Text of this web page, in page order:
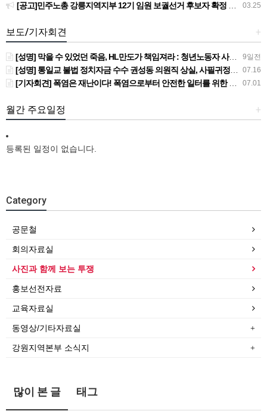
03.25
[공고]민주노총 강릉지역지부 12기 임원 보궐선거 후보자 확정 공고
+
보도/기자회견
9일전
[성명] 막을 수 있었던 죽음, HL만도가 책임져라 : 청년노동자 사망사고의 철저한 진상규명과 재발방지 대책 마련하라
07.16
[성명] 통일교 불법 정치자금 수수 권성동 의원직 상실, 사필귀정이다
07.01
[기자회견] 폭염은 재난이다! 폭염으로부터 안전한 일터를 위한 민주노총 강원지역본부 폭염감시단 선포 기자회견
+
월간 주요일정
등록된 일정이 없습니다.
Category
공문철
회의자료실
사진과 함께 보는 투쟁
홍보선전자료
교육자료실
동영상/기타자료실
강원지역본부 소식지
많이 본 글 태그